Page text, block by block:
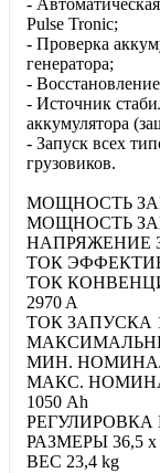
-
Pulse Tronic;
- Проверка
генератора;
-
- Источник
аккумулятора
- Запуск всех
грузовиков.
МОЩНОСТЬ
МОЩНОСТЬ
НАПРЯЖЕНИЕ
ТОК
ТОК
2970 A
ТОК ЗАПУСКА
МИН.
МАКС.
1050 Ah
РЕГУЛИРОВКА
РАЗМЕРЫ 36,5 x
ВЕС 23,4 kg